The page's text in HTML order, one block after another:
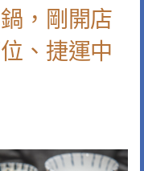
，剛開店
、捷運中